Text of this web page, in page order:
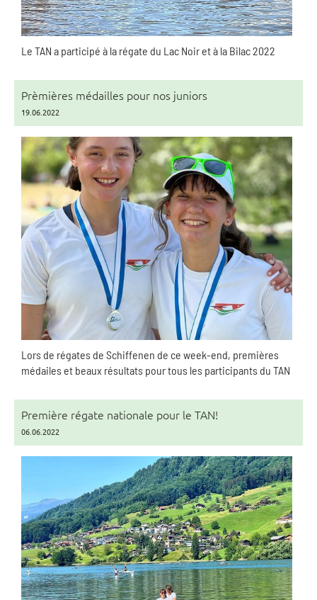
Le TAN a participé à la régate du Lac Noir et à la Bilac 2022
Prèmières médailles pour nos juniors
19.06.2022
Lors de régates de Schiffenen de ce week-end, premières
médailes et beaux résultats pour tous les participants du TAN
Première régate nationale pour le TAN!
06.06.2022